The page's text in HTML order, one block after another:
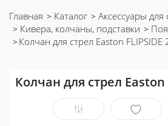
Главная Каталог
Аксессуары для
Кивера, колчаны, подставки
Колчан для стрел Easton FLIPSIDE
Колчан для стрел Easton